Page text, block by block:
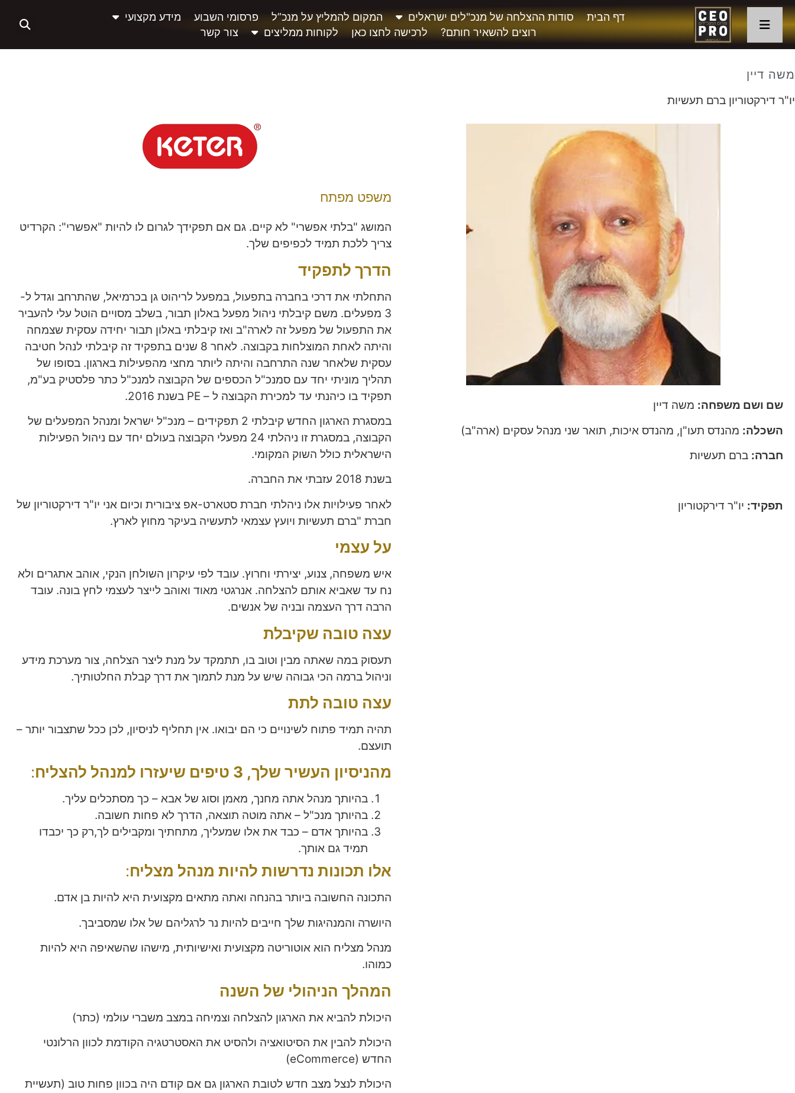
דף הבית סודות ההצלחה של מנכ"לים ישראלים המקום להמליץ על מנכ”ל פרסומי השבוע
מידע מקצועי
רוצים להשאיר חותם?
לרכישה לחצו כאן לקוחות ממליצים צור קשר
משה דיין
יו"ר דירקטוריון ברם תעשיות
שם ושם משפחה: משה דיין
השכלה: מהנדס תעו"ן, מהנדס איכות, תואר שני מנהל עסקים (ארה"ב)
חברה: ברם תעשיות
תפקיד: יו"ר דירקטוריון
משפט מפתח
המושג "בלתי אפשרי" לא קיים. גם אם תפקידך לגרום לו להיות "אפשרי": הקרדיט
צריך ללכת תמיד לכפיפים שלך.
הדרך לתפקיד
התחלתי את דרכי בחברה בתפעול, במפעל לריהוט גן בכרמיאל, שהתרחב וגדל ל-
3 מפעלים. משם קיבלתי ניהול מפעל באלון תבור, בשלב מסויים הוטל עלי להעביר
את התפעול של מפעל זה לארה"ב ואז קיבלתי באלון תבור יחידה עסקית שצמחה
והיתה לאחת המוצלחות בקבוצה. לאחר 8 שנים בתפקיד זה קיבלתי לנהל חטיבה
עסקית שלאחר שנה התרחבה והיתה ליותר מחצי מהפעילות בארגון. בסופו של
תהליך מוניתי יחד עם סמנכ"ל הכספים של הקבוצה למנכ"ל כתר פלסטיק בע"מ,
תפקיד בו כיהנתי עד למכירת הקבוצה ל – PE בשנת 2016.
במסגרת הארגון החדש קיבלתי 2 תפקידים – מנכ"ל ישראל ומנהל המפעלים של
הקבוצה, במסגרת זו ניהלתי 24 מפעלי הקבוצה בעולם יחד עם ניהול הפעילות
הישראלית כולל השוק המקומי.
בשנת 2018 עזבתי את החברה.
לאחר פעילויות אלו ניהלתי חברת סטארט-אפ ציבורית וכיום אני יו"ר דירקטוריון של
חברת "ברם תעשיות ויועץ עצמאי לתעשיה בעיקר מחוץ לארץ.
על עצמי
איש משפחה, צנוע, יצירתי וחרוץ. עובד לפי עיקרון השולחן הנקי, אוהב אתגרים ולא
נח עד שאביא אותם להצלחה. אנרגטי מאוד ואוהב לייצר לעצמי לחץ בונה. עובד
הרבה דרך העצמה ובניה של אנשים.
עצה טובה שקיבלת
תעסוק במה שאתה מבין וטוב בו, תתמקד על מנת ליצר הצלחה, צור מערכת מידע
וניהול ברמה הכי גבוהה שיש על מנת לתמוך את דרך קבלת החלטותיך.
עצה טובה לתת
תהיה תמיד פתוח לשינויים כי הם יבואו. אין תחליף לניסיון, לכן ככל שתצבור יותר –
תועצם.
מהניסיון העשיר שלך, 3 טיפים שיעזרו למנהל להצליח :
בהיותך מנהל אתה מחנך, מאמן וסוג של אבא – כך מסתכלים עליך.
בהיותך מנכ"ל – אתה מוטה תוצאה, הדרך לא פחות חשובה.
בהיותך אדם – כבד את אלו שמעליך, מתחתיך ומקבילים לך,רק כך יכבדו
תמיד גם אותך.
אלו תכונות נדרשות להיות מנהל מצליח:
התכונה החשובה ביותר בהנחה ואתה מתאים מקצועית היא להיות בן אדם.
היושרה והמנהיגות שלך חייבים להיות נר לרגליהם של אלו שמסביבך.
מנהל מצליח הוא אוטוריטה מקצועית ואישיותית, מישהו שהשאיפה היא להיות
כמוהו.
המהלך הניהולי של השנה
היכולת להביא את הארגון להצלחה וצמיחה במצב משברי עולמי (כתר)
היכולת להבין את הסיטואציה ולהסיט את האסטרטגיה הקודמת לכוון הרלונטי
החדש (eCommerce)
היכולת לנצל מצב חדש לטובת הארגון גם אם קודם היה בכוון פחות טוב (תעשיית